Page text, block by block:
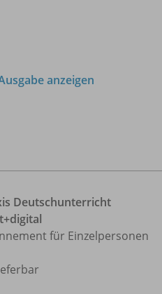
anzeigen
Deutschunterricht
für Einzelpersonen